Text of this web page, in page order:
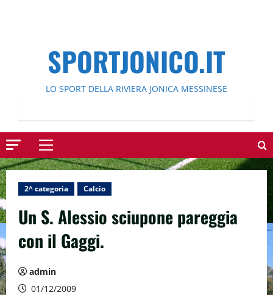
SPORTJONICO.IT
LO SPORT DELLA RIVIERA JONICA MESSINESE
Menu
principale
2^ categoria Calcio
Un S. Alessio sciupone pareggia
con il Gaggi.
admin
01/12/2009